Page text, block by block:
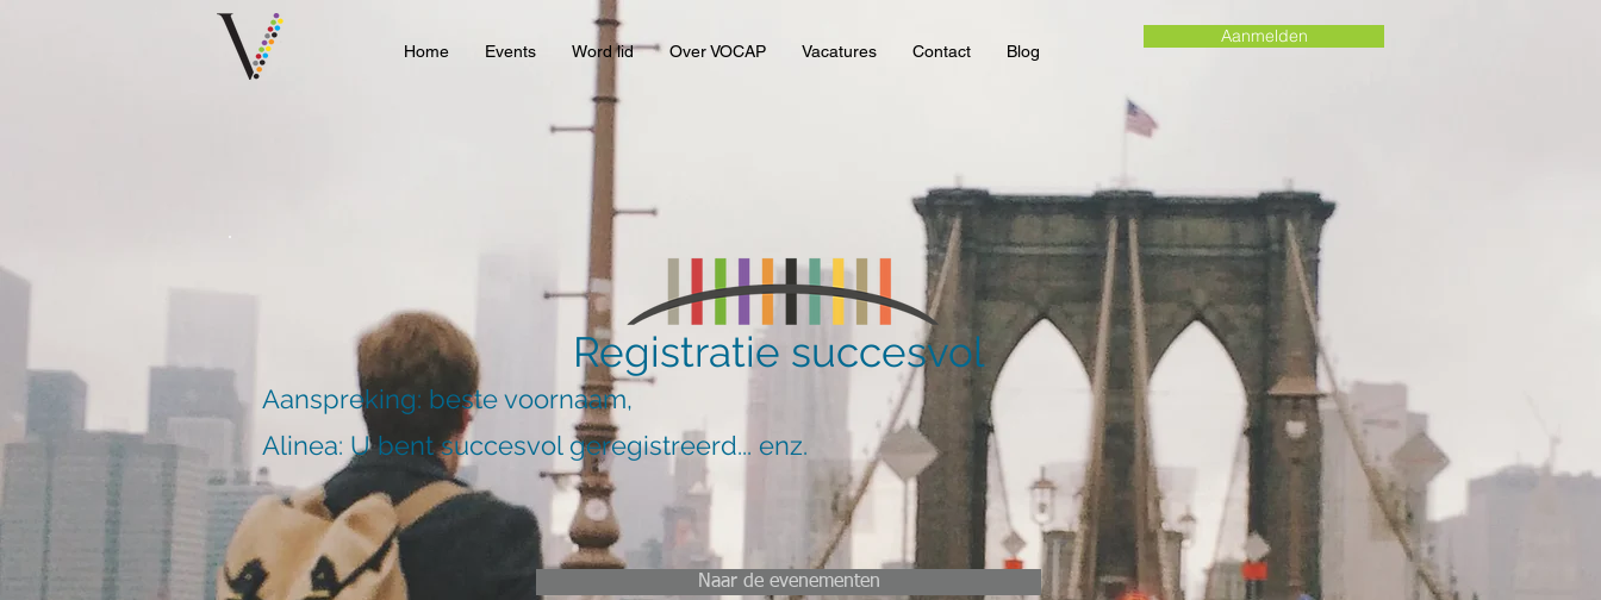
Home Events Word lid Over VOCAP Vacatures Contact Blog
Aanmelden
Registratie succesvol
Aanspreking: beste voornaam,
Alinea: U bent succesvol geregistreerd... enz.
Naar de evenementen